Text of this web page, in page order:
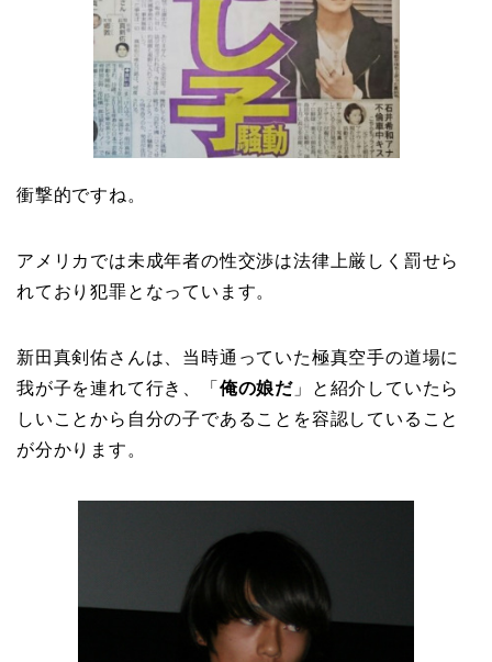
衝撃的ですね。
アメリカでは未成年者の性交渉は法律上厳しく罰せら
れており犯罪となっています。
新田真剣佑さんは、当時通っていた極真空手の道場に
我が子を連れて行き、「 俺の娘だ 」と紹介していたら
しいことから自分の子であることを容認していること
が分かります。